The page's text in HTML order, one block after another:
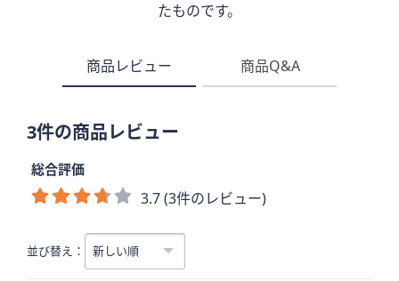
たものです。
商品レビュー 商品Q&A
3件の商品レビュー
総合評価
3.7 (3件のレビュー)
並び替え：